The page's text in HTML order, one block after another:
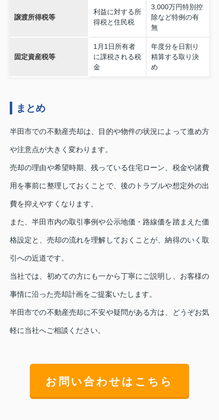
譲渡所得税等
利益に対する所
得税と住民税
3,000万円特別控
除など特例の有
無
固定資産税等
1月1日所有者
に課税される税
金
年度分を日割り
精算する取り決
め
まとめ
半田市での不動産売却は、目的や物件の状況によって進め方
や注意点が大きく変わります。
売却の理由や希望時期、残っている住宅ローン、税金や諸費
用を事前に整理しておくことで、後のトラブルや想定外の出
費を抑えやすくなります。
また、半田市内の取引事例や公示地価・路線価を踏まえた価
格設定と、売却の流れを理解しておくことが、納得のいく取
引への近道です。
当社では、初めての方にも一から丁寧にご説明し、お客様の
事情に沿った売却計画をご提案いたします。
半田市での不動産売却に不安や疑問がある方は、どうぞお気
軽に当社へご相談ください。
お問い合わせはこちら